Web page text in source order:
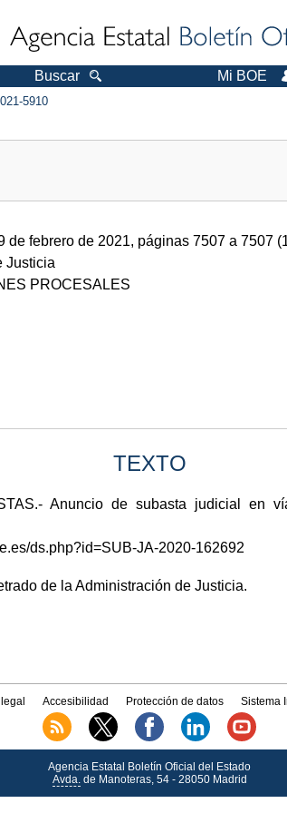
Buscar Mi BOE
5910
de febrero de 2021, páginas 7507 a 7507
Justicia
PROCESALES
TEXTO
Anuncio de subasta judicial en
ds.php?id=SUB-JA-2020-162692
de la Administración de Justicia.
Accesibilidad Protección de datos Sistema
Agencia Estatal Boletín Oficial del Estado
Avda.de Manoteras, 54 - 28050 Madrid